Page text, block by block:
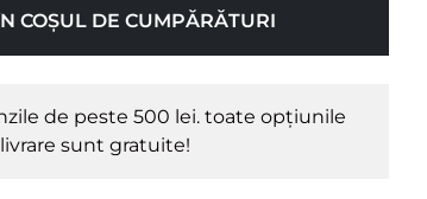
COȘUL DE CUMPĂRĂTURI
de peste 500 lei. toate opțiunile
sunt gratuite!